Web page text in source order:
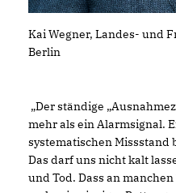
Kai Wegner, Landes- und
Berlin
Der ständige
mehr als ein Alarmsignal.
systematischen Missstand
Das darf uns nicht kalt
und Tod. Dass an